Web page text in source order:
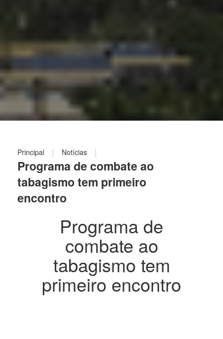
Principal | Notícias |
Programa de combate ao
tabagismo tem primeiro
encontro
Programa de
combate ao
tabagismo tem
primeiro encontro